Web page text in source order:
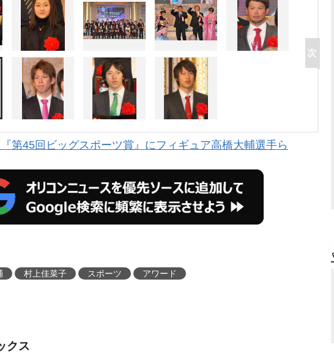
第45回ビッグスポーツ賞』にフィギュア高橋大輔選手ら
村上佳菜子 スポーツ アワード
クス